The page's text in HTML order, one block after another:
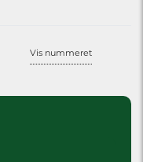
Vis nummeret